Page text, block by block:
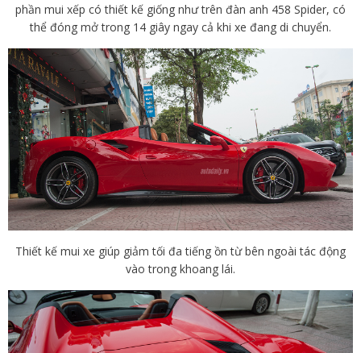
phần mui xếp có thiết kế giống như trên đàn anh 458 Spider, có
thể đóng mở trong 14 giây ngay cả khi xe đang di chuyển.
Thiết kế mui xe giúp giảm tối đa tiếng ồn từ bên ngoài tác động
vào trong khoang lái.